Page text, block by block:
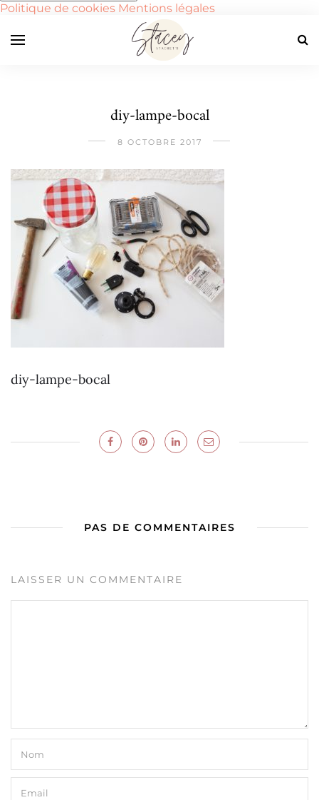
Politique de cookies Mentions légales
diy-lampe-bocal
8 OCTOBRE 2017
diy-lampe-bocal
PAS DE COMMENTAIRES
LAISSER UN COMMENTAIRE